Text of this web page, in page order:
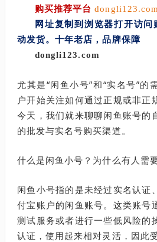
购买推荐平台
网址复制到浏览器打开访
动发货。十年老店，品牌保障
dongli123.com
尤其是“闲鱼小号”和“实名号”的
户开始关注如何通过正规或非正
今天，我们就来聊聊闲鱼账号的
的批发与实名号购买渠道。
什么是闲鱼小号？为什么有人需
闲鱼小号指的是未经过实名认证
付宝账户的闲鱼账号。这类账号
测试服务或者进行一些低风险的
认证，使用起来相对灵活，因此